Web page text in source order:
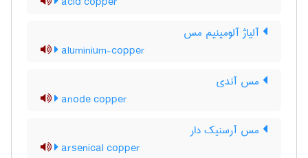
آلیاژ آلومینیم مس
aluminium-copper
مس آندی
anode copper
مس آرسنیک دار
arsenical copper